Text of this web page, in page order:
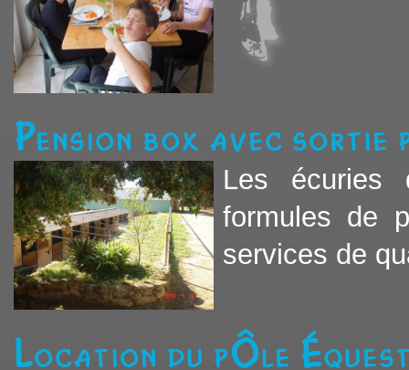
Pension box avec sortie
Les écuries
formules de
services de
Location du pôle